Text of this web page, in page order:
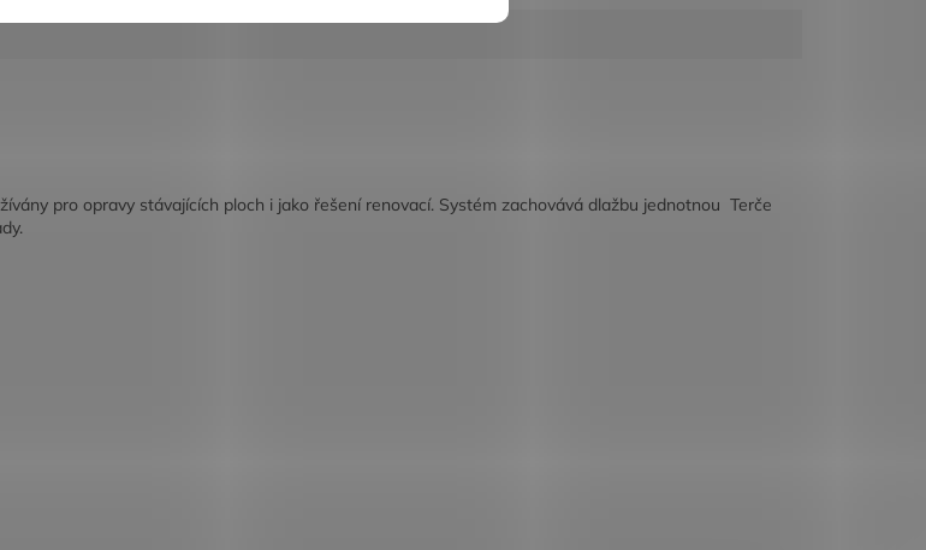
pro opravy stávajících ploch i jako řešení renovací. Systém zachovává dlažbu jednotnou Terče